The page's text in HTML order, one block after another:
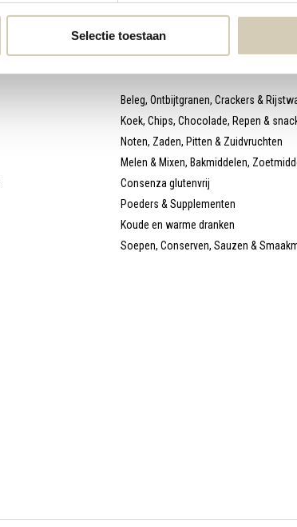
Selectie toestaan
Beleg, Ontbijtgranen, Crackers &
Koek, Chips, Chocolade, Repen &
Noten, Zaden, Pitten & Zuidvruchten
Melen & Mixen, Bakmiddelen,
Consenza glutenvrij
Poeders & Supplementen
Koude en warme dranken
Soepen, Conserven, Sauzen &